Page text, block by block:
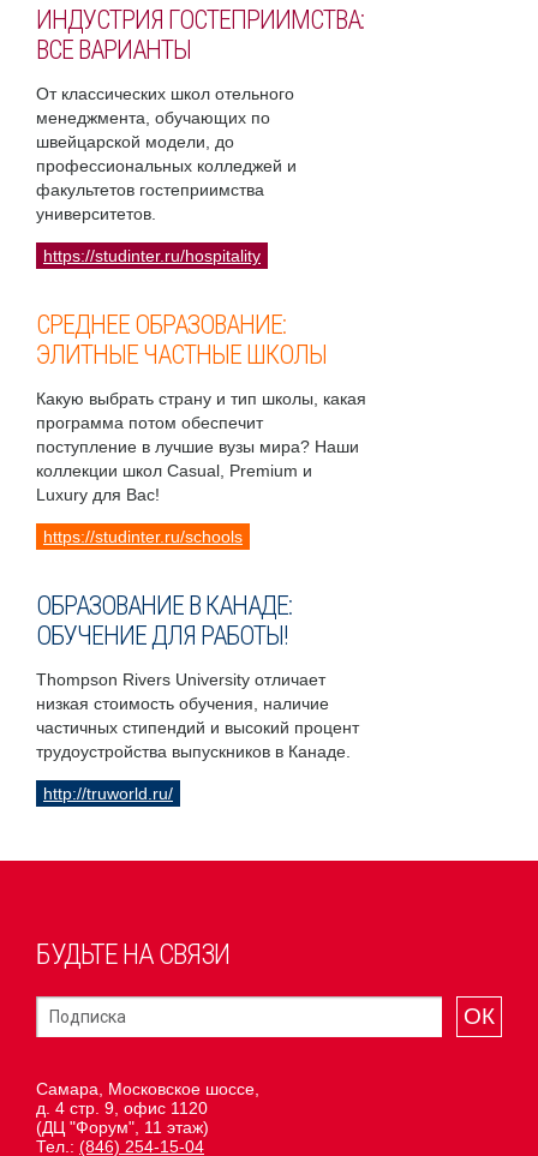
ИНДУСТРИЯ ГОСТЕПРИИМСТВА:
ВСЕ ВАРИАНТЫ
От классических школ отельного
менеджмента, обучающих по
швейцарской модели, до
профессиональных колледжей и
факультетов гостеприимства
университетов.
https://studinter.ru/hospitality
СРЕДНЕЕ ОБРАЗОВАНИЕ:
ЭЛИТНЫЕ ЧАСТНЫЕ ШКОЛЫ
Какую выбрать страну и тип школы, какая
программа потом обеспечит
поступление в лучшие вузы мира? Наши
коллекции школ Casual, Premium и
Luxury для Вас!
https://studinter.ru/schools
ОБРАЗОВАНИЕ В КАНАДЕ:
ОБУЧЕНИЕ ДЛЯ РАБОТЫ!
Thompson Rivers University отличает
низкая стоимость обучения, наличие
частичных стипендий и высокий процент
трудоустройства выпускников в Канаде.
http://truworld.ru/
БУДЬТЕ НА СВЯЗИ
ОК
Самара, Московское шоссе,
д. 4 стр. 9, офис 1120
(ДЦ "Форум", 11 этаж)
Тел.: (846) 254-15-04